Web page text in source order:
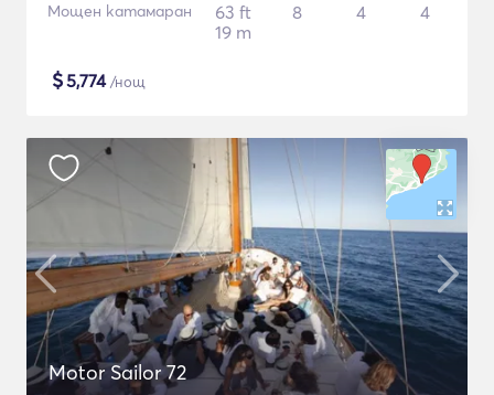
Мощен катамаран
63 ft
19 m
8 4 4
$5,774/нощ
Motor Sailor 72